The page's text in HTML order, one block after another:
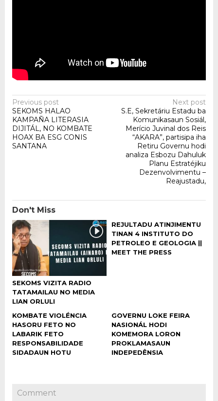
Post
navigation
Previous post
SEKOMS HALAO
KAMPAÑA LITERASIA
DIJITÁL, NO KOMBATE
HOAX BA ESG CONIS
SANTANA
Next post
S.E, Sekretáriu Estadu ba
Komunikasaun Sosiál,
Merício Juvinal dos Reis
“AKARA”, partisipa iha
Retiru Governu hodi
analiza Esbozu Dahuluk
Planu Estratéjiku
Dezenvolvimentu –
Reajustadu,
Don't Miss
SEKOMS VIZITA RADIO
TATAMAILAU NO MEDIA
LIAN ORLULI
REJULTADU ATINJIMENTU
TINAN 4 INSTITUTO DO
PETROLEO E GEOLOGIA ||
MEET THE PRESS
KOMBATE VIOLÉNCIA
HASORU FETO NO
LABARIK FETO
RESPONSABILIDADE
SIDADAUN HOTU
GOVERNU LOKE FEIRA
NASIONÁL HODI
KOMEMORA LORON
PROKLAMASAUN
INDEPEDÊNSIA
Comment